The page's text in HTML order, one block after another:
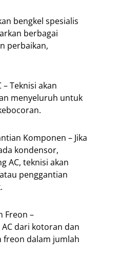
bengkel spesialis
berbagai
perbaikan,
– Teknisi akan
menyeluruh untuk
Komponen – Jika
kondensor,
AC, teknisi akan
penggantian
Freon –
dari kotoran dan
freon dalam jumlah